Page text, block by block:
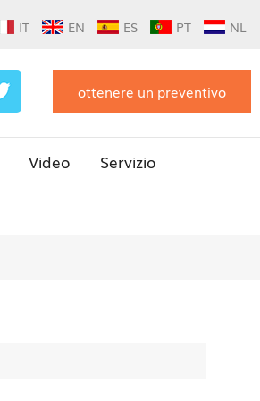
IT EN ES PT NL
ottenere un preventivo
Video Servizio